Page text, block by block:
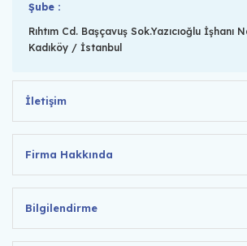
Şube :
Rıhtım Cd. Başçavuş Sok.Yazıcıoğlu İşhanı
Kadıköy / İstanbul
İletişim
Firma Hakkında
Bilgilendirme